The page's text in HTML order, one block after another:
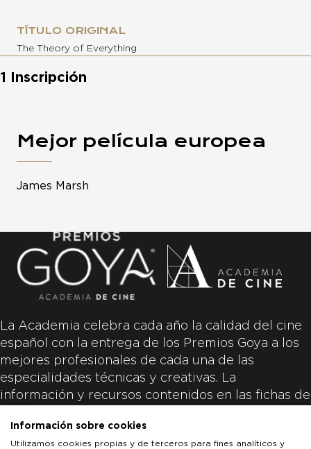
TÍTULO ORIGINAL
The Theory of Everything
1 Inscripción
Mejor película europea
James Marsh
La Academia celebra cada año la calidad del cine
español con la entrega de los Premios Goya a los
mejores profesionales de cada una de las
especialidades técnicas y creativas. La
información y recursos contenidos en las fichas de
productoras de las películas y responsabilidad
Información sobre cookies
Utilizamos cookies propias y de terceros para fines analíticos y